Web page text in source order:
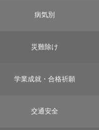
病気別
災難除け
学業成就・合格祈願
交通安全